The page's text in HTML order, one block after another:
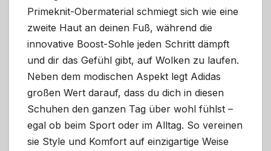
Primeknit-Obermaterial schmiegt sich wie eine
zweite Haut an deinen Fuß, während die
innovative Boost-Sohle jeden Schritt dämpft
und dir das Gefühl gibt, auf Wolken zu laufen.
Neben dem modischen Aspekt legt Adidas
großen Wert darauf, dass du dich in diesen
Schuhen den ganzen Tag über wohl fühlst –
egal ob beim Sport oder im Alltag. So vereinen
sie Style und Komfort auf einzigartige Weise